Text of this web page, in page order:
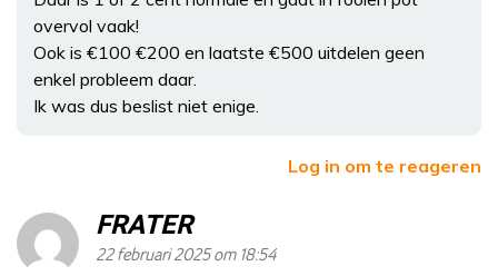
overvol vaak!
Ook is €100 €200 en laatste €500 uitdelen geen
enkel probleem daar.
Ik was dus beslist niet enige.
Log in om te reageren
FRATER
22 februari 2025 om 18:54